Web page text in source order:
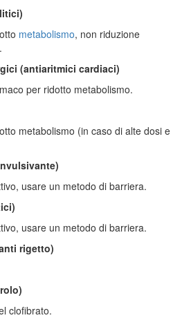
metabolismo, non riduzione
(antiaritmici cardiaci)
per ridotto metabolismo.
metabolismo (in caso di alte dosi e
usare un metodo di barriera.
usare un metodo di barriera.
rigetto)
clofibrato.